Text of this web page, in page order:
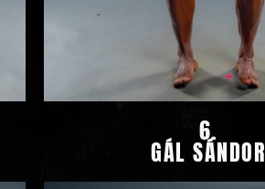
6.
GÁL SÁNDOR